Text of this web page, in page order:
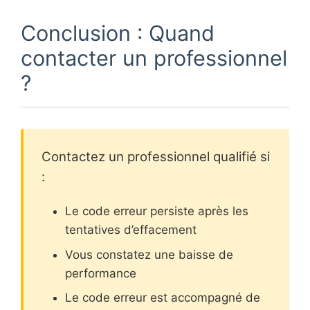
Conclusion : Quand
contacter un professionnel
?
Contactez un professionnel qualifié si
:
Le code erreur persiste après les
tentatives d’effacement
Vous constatez une baisse de
performance
Le code erreur est accompagné de